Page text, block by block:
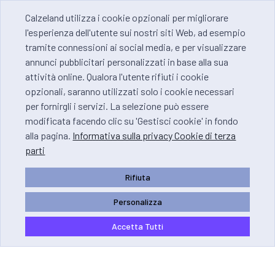
Calzeland utilizza i cookie opzionali per migliorare
l'esperienza dell'utente sui nostri siti Web, ad esempio
tramite connessioni ai social media, e per visualizzare
annunci pubblicitari personalizzati in base alla sua
attività online. Qualora l'utente rifiuti i cookie
opzionali, saranno utilizzati solo i cookie necessari
per fornirgli i servizi. La selezione può essere
modificata facendo clic su 'Gestisci cookie' in fondo
alla pagina. Informativa sulla privacy Cookie di terza
parti
Rifiuta
Personalizza
Accetta Tutti